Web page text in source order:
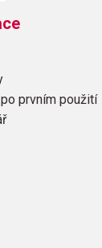
prvním použití